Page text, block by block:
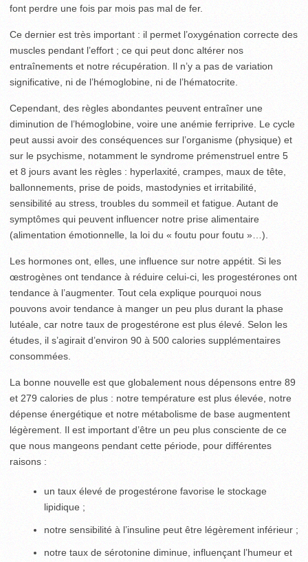
font perdre une fois par mois pas mal de fer.
Ce dernier est très important : il permet l’oxygénation correcte des
muscles pendant l’effort ; ce qui peut donc altérer nos
entraînements et notre récupération. Il n’y a pas de variation
significative, ni de l’hémoglobine, ni de l’hématocrite.
Cependant, des règles abondantes peuvent entraîner une
diminution de l’hémoglobine, voire une anémie ferriprive. Le cycle
peut aussi avoir des conséquences sur l’organisme (physique) et
sur le psychisme, notamment le syndrome prémenstruel entre 5
et 8 jours avant les règles : hyperlaxité, crampes, maux de tête,
ballonnements, prise de poids, mastodynies et irritabilité,
sensibilité au stress, troubles du sommeil et fatigue. Autant de
symptômes qui peuvent influencer notre prise alimentaire
(alimentation émotionnelle, la loi du « foutu pour foutu »…).
Les hormones ont, elles, une influence sur notre appétit. Si les
œstrogènes ont tendance à réduire celui-ci, les progestérones ont
tendance à l’augmenter. Tout cela explique pourquoi nous
pouvons avoir tendance à manger un peu plus durant la phase
lutéale, car notre taux de progestérone est plus élevé. Selon les
études, il s’agirait d’environ 90 à 500 calories supplémentaires
consommées.
La bonne nouvelle est que globalement nous dépensons entre 89
et 279 calories de plus : notre température est plus élevée, notre
dépense énergétique et notre métabolisme de base augmentent
légèrement. Il est important d’être un peu plus consciente de ce
que nous mangeons pendant cette période, pour différentes
raisons :
un taux élevé de progestérone favorise le stockage
lipidique ;
notre sensibilité à l’insuline peut être légèrement inférieur ;
notre taux de sérotonine diminue, influençant l’humeur et